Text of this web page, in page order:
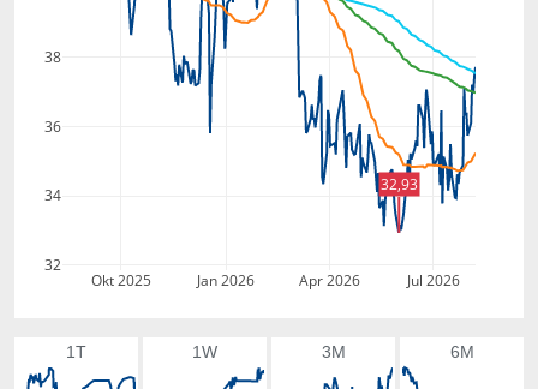
Okt 2025 Jan 2026 Apr 2026 Jul 2026
32
34
36
38
32,93
1T 1W 3M 6M